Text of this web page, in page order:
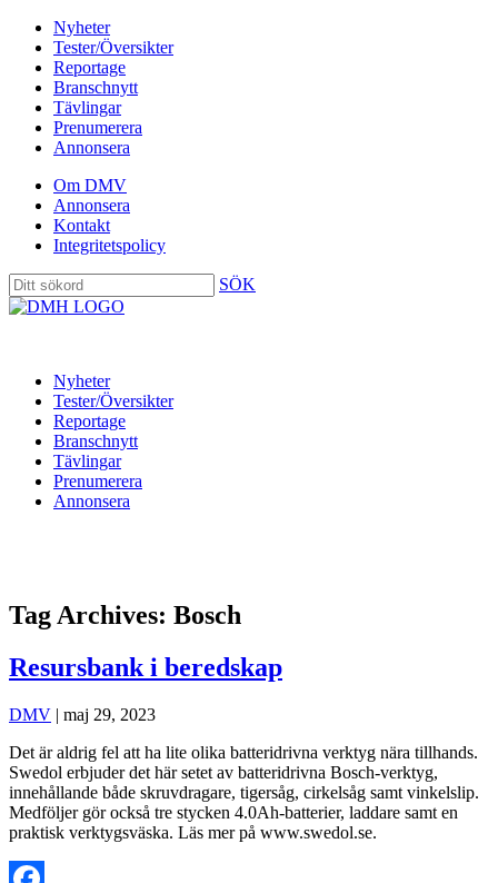
Nyheter
Tester/Översikter
Reportage
Branschnytt
Tävlingar
Prenumerera
Annonsera
Om DMV
Annonsera
Kontakt
Integritetspolicy
SÖK
Nyheter
Tester/Översikter
Reportage
Branschnytt
Tävlingar
Prenumerera
Annonsera
Tag Archives: Bosch
Resursbank i beredskap
DMV | maj 29, 2023
Det är aldrig fel att ha lite olika batteridrivna verktyg nära tillhands.
Swedol erbjuder det här setet av batteridrivna Bosch-verktyg,
innehållande både skruvdragare, tigersåg, cirkelsåg samt vinkelslip.
Medföljer gör också tre stycken 4.0Ah-batterier, laddare samt en
praktisk verktygsväska. Läs mer på www.swedol.se.